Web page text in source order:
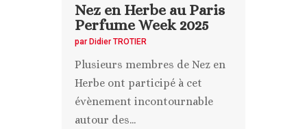
Nez en Herbe au Paris
Perfume Week 2025
par Didier TROTIER
Plusieurs membres de Nez en
Herbe ont participé à cet
évènement incontournable
autour des...